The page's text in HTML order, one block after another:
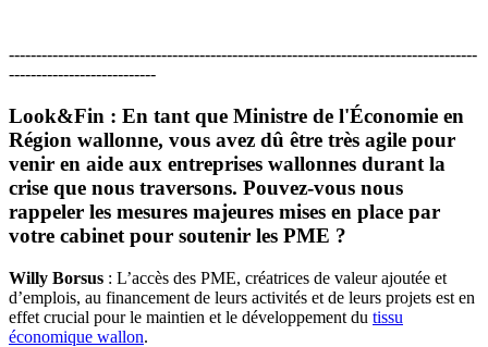
--------------------------------------------------------------------------------------
---------------------------
Look&Fin : En tant que Ministre de l'Économie en
Région wallonne, vous avez dû être très agile pour
venir en aide aux entreprises wallonnes durant la
crise que nous traversons. Pouvez-vous nous
rappeler les mesures majeures mises en place par
votre cabinet pour soutenir les PME ?
Willy Borsus : L’accès des PME, créatrices de valeur ajoutée et
d’emplois, au financement de leurs activités et de leurs projets est en
effet crucial pour le maintien et le développement du tissu
économique wallon.